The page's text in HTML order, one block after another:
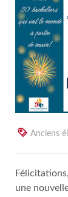
Anciens
une